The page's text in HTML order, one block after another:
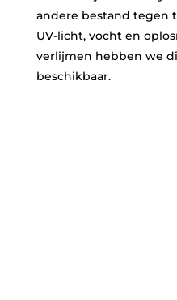
andere bestand tegen
UV-licht, vocht en
verlijmen hebben we
beschikbaar.